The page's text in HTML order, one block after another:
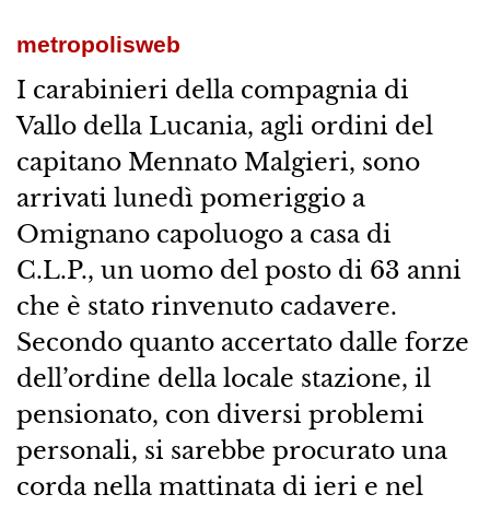
metropolisweb
I carabinieri della compagnia di
Vallo della Lucania, agli ordini del
capitano Mennato Malgieri, sono
arrivati lunedì pomeriggio a
Omignano capoluogo a casa di
C.L.P., un uomo del posto di 63 anni
che è stato rinvenuto cadavere.
Secondo quanto accertato dalle forze
dell’ordine della locale stazione, il
pensionato, con diversi problemi
personali, si sarebbe procurato una
corda nella mattinata di ieri e nel